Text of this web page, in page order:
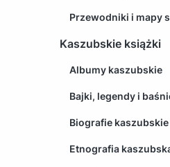
Przewodniki i mapy
Kaszubskie książki
Albumy kaszubskie
Bajki, legendy i
Biografie kaszubskie
Etnografia